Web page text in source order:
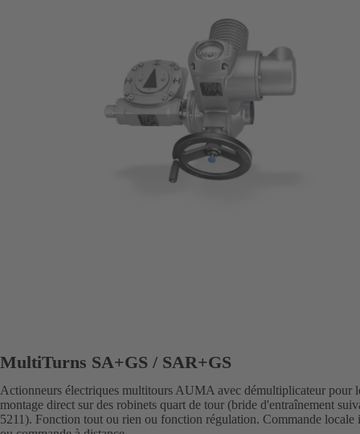
MultiTurns SA+GS / SAR+GS
Actionneurs électriques multitours AUMA avec démultiplicateur pour
montage direct sur des robinets quart de tour (bride d'entraînement
5211). Fonction tout ou rien ou fonction régulation. Commande locale